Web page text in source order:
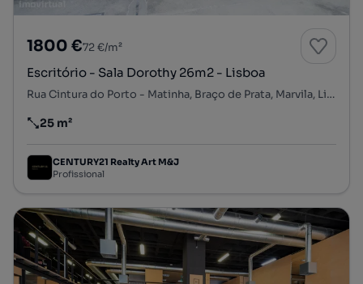
1800 €72 €/m²
Escritório - Sala Dorothy 26m2 - Lisboa
Rua Cintura do Porto - Matinha, Braço de Prata, Marvila, Lisboa, Lisboa
Preço por metro quadrado
25 m²
CENTURY21 Realty Art M&J
Profissional